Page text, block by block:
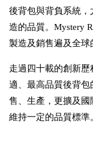
後背包與背負系統
造的品質。Mystery
製造及銷售遍及全球
走過四十載的創新
適、最高品質後背
售、生產，更擴及
維持一定的品質標準